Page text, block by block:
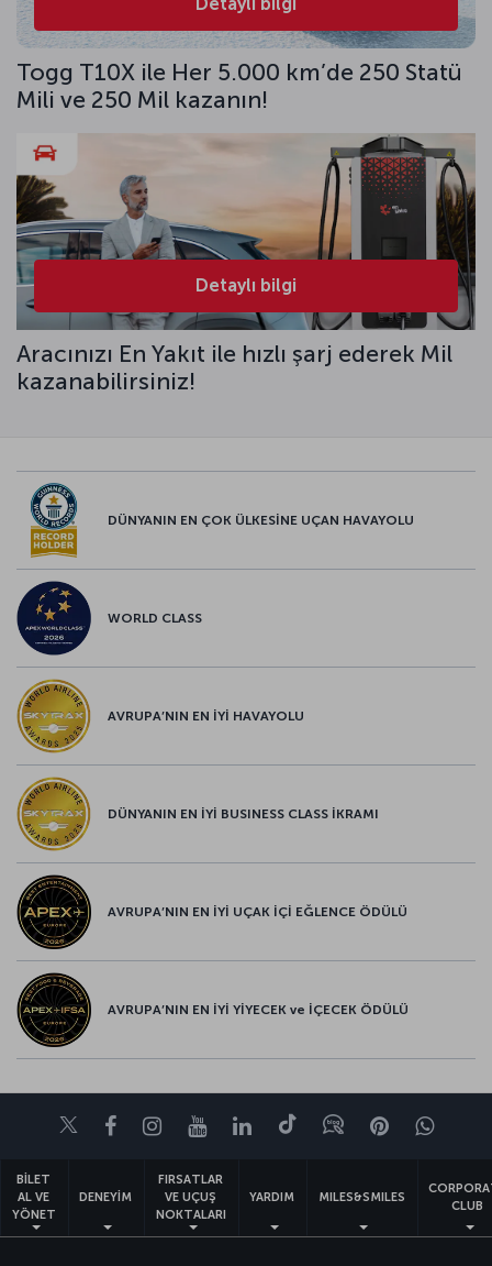
Togg T10X ile Her 5.000 km’de 250 Statü
Mili ve 250 Mil kazanın!
Detaylı bilgi
Aracınızı En Yakıt ile hızlı şarj ederek Mil
kazanabilirsiniz!
DÜNYANIN EN ÇOK ÜLKESİNE UÇAN HAVAYOLU
WORLD CLASS
AVRUPA’NIN EN İYİ HAVAYOLU
DÜNYANIN EN İYİ BUSINESS CLASS İKRAMI
AVRUPA’NIN EN İYİ UÇAK İÇİ EĞLENCE ÖDÜLÜ
AVRUPA’NIN EN İYİ YİYECEK ve İÇECEK ÖDÜLÜ
TwitterFacebookInstagram
YoutubeLinkedIn
TiktokBlogPinterest
BİLET
AL VE
YÖNET
DENEYİM
FIRSATLAR
VE UÇUŞ
NOKTALARI
YARDIM MILES&SMILES
CLUB